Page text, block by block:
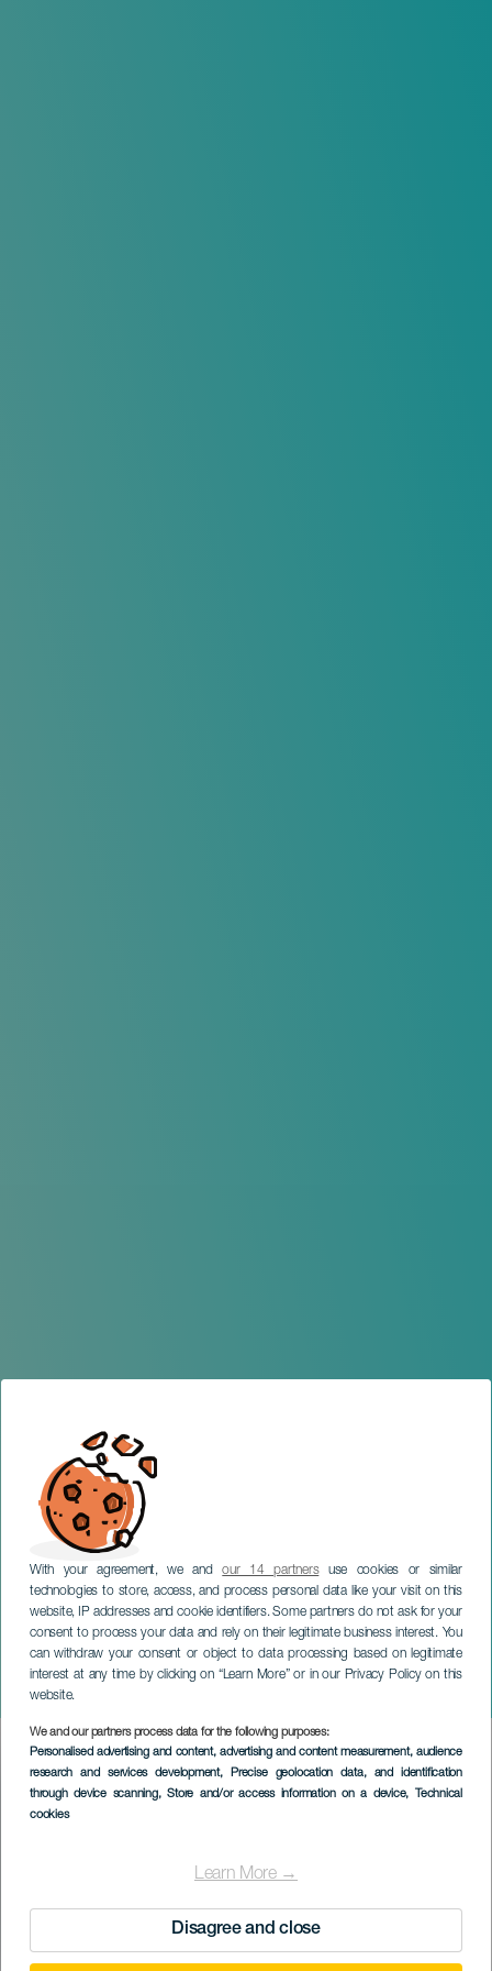
With your agreement, we andour 14 partnersuse cookies or similar
technologies to store, access, and process personal data like your visit on this
website, IP addresses and cookie identifiers. Some partners do not ask for your
consent to process your data and rely on their legitimate business interest. You
can withdraw your consent or object to data processing based on legitimate
interest at any time by clicking on “Learn More” or in our Privacy Policy on this
website.
We and our partners process data for the following purposes:
Personalised advertising and content, advertising and content measurement, audience
research and services development, Precise geolocation data, and identification
through device scanning, Store and/or access information on a device, Technical
cookies
Learn More →
Disagree and close
Utställning: Teror samlar
GRAN CANARIA
Imagen
Listado